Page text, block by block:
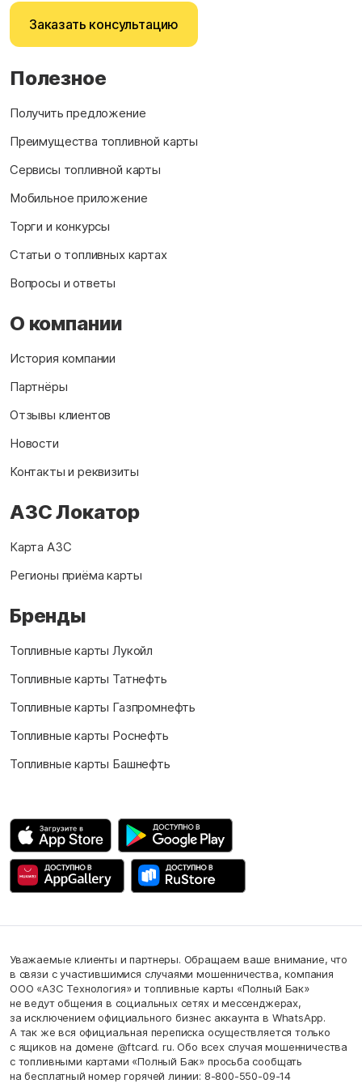
Заказать консультацию
Полезное
Получить предложение
Преимущества топливной карты
Сервисы топливной карты
Мобильное приложение
Торги и конкурсы
Статьи о топливных картах
Вопросы и ответы
О компании
История компании
Партнёры
Отзывы клиентов
Новости
Контакты и реквизиты
АЗС Локатор
Карта АЗС
Регионы приёма карты
Бренды
Топливные карты Лукойл
Топливные карты Татнефть
Топливные карты Газпромнефть
Топливные карты Роснефть
Топливные карты Башнефть
Уважаемые клиенты и партнеры. Обращаем ваше внимание, что
в связи с участившимися случаями мошенничества, компания
ООО «АЗС Технология» и топливные карты «Полный Бак»
не ведут общения в социальных сетях и мессенджерах,
за исключением официального бизнес аккаунта в WhatsApp.
А так же вся официальная переписка осуществляется только
с ящиков на домене @ftcard. ru. Обо всех случая мошенничества
с топливными картами «Полный Бак» просьба сообщать
на бесплатный номер горячей линии: 8-800-550-09-14